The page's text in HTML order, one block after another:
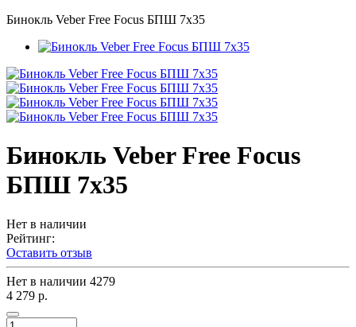
Бинокль Veber Free Focus БПШ 7x35
Бинокль Veber Free Focus
БПШ 7x35
Нет в наличии
Рейтинг:
Оставить отзыв
Нет в наличии 4279
4 279 р.